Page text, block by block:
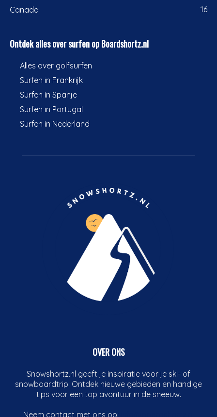
Canada
16
Ontdek alles over surfen op Boardshortz.nl
Alles over golfsurfen
Surfen in Frankrijk
Surfen in Spanje
Surfen in Portugal
Surfen in Nederland
OVER ONS
Snowshortz.nl geeft je inspiratie voor je ski- of
snowboardtrip. Ontdek nieuwe gebieden en handige
tips voor een top avontuur in de sneeuw.
Neem contact met ons op: